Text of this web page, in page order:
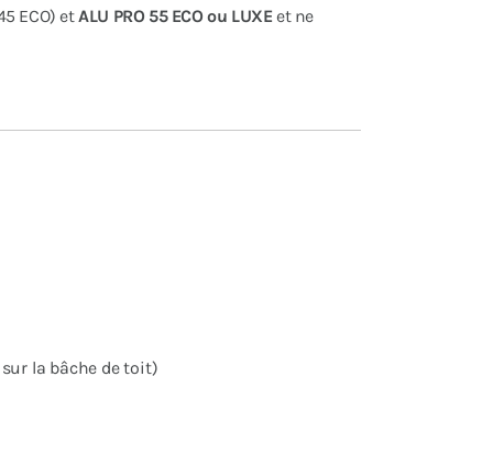
ECO) etALU PRO 55 ECO ou LUXEet ne
la bâche de toit)